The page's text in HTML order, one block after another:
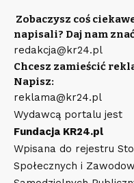
Zobaczysz coś
napisali? Daj nam
redakcja@kr24.pl
Chcesz zamieścić
Napisz:
reklama@kr24.pl
Wydawcą portalu jest
Fundacja KR24.pl
Wpisana do rejestru
Społecznych i